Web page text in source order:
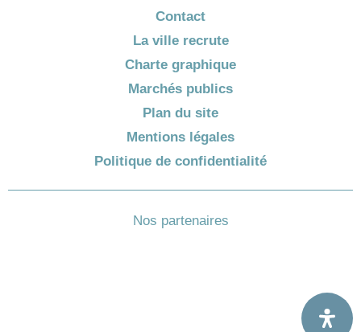
Contact
La ville recrute
Charte graphique
Marchés publics
Plan du site
Mentions légales
Politique de confidentialité
Nos partenaires